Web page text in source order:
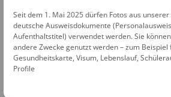
FOTOAUTOMATEN
Fotofix Automat Berlin
Europaplatz 1 · 10557 Berlin
Seit dem 1. Mai 2025 dürfen Fotos aus
deutsche Ausweisdokumente
Aufenthaltstitel) verwendet werden. Sie
andere Zwecke genutzt werden – zum Beispiel
Gesundheitskarte, Visum, Lebenslauf,
Profile